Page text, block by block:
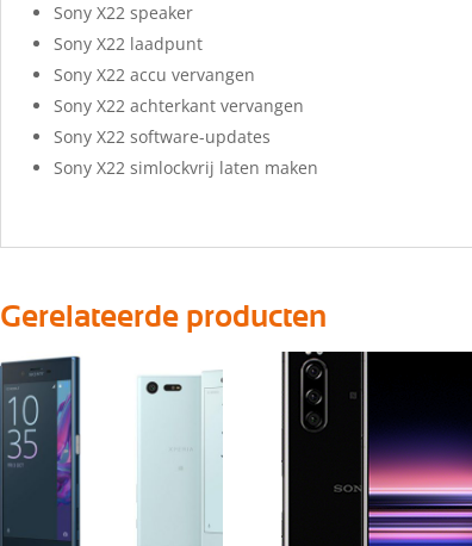
Sony X22 speaker
Sony X22 laadpunt
Sony X22 accu vervangen
Sony X22 achterkant vervangen
Sony X22 software-updates
Sony X22 simlockvrij laten maken
Gerelateerde producten